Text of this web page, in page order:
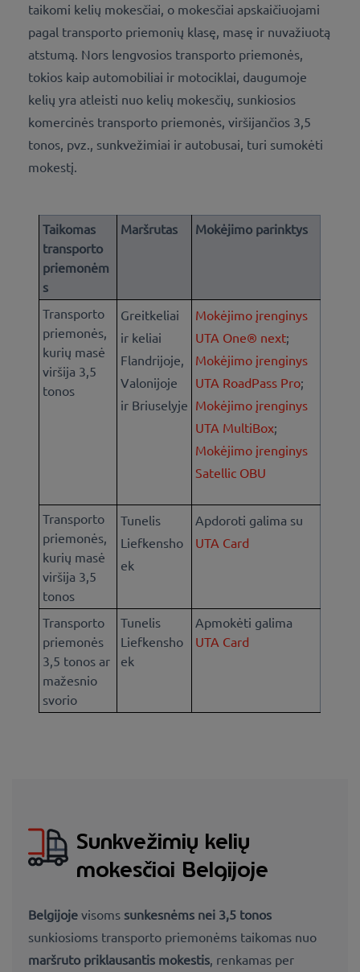
taikomi kelių mokesčiai, o mokesčiai apskaičiuojami
pagal transporto priemonių klasę, masę ir nuvažiuotą
atstumą. Nors lengvosios transporto priemonės,
tokios kaip automobiliai ir motociklai, daugumoje
kelių yra atleisti nuo kelių mokesčių, sunkiosios
komercinės transporto priemonės, viršijančios 3,5
tonos, pvz., sunkvežimiai ir autobusai, turi sumokėti
mokestį.
Taikomas
transporto
priemonėm
s
Maršrutas Mokėjimo parinktys
Transporto
priemonės,
kurių masė
viršija 3,5
tonos
Greitkeliai
ir keliai
Flandrijoje,
Valonijoje
ir Briuselyje
Mokėjimo įrenginys
UTA One® next;
Mokėjimo įrenginys
UTA RoadPass Pro;
Mokėjimo įrenginys
UTA MultiBox;
Mokėjimo įrenginys
Satellic OBU
Transporto
priemonės,
kurių masė
viršija 3,5
tonos
Tunelis
Liefkensho
ek
Apdoroti galima su
UTA Card
Transporto
priemonės
3,5 tonos ar
mažesnio
svorio
Tunelis
Liefkensho
ek
Apmokėti galima
UTA Card
Sunkvežimių kelių
mokesčiai Belgijoje
Belgijoje visoms sunkesnėms nei 3,5 tonos
sunkiosioms transporto priemonėms taikomas nuo
maršruto priklausantis mokestis , renkamas per